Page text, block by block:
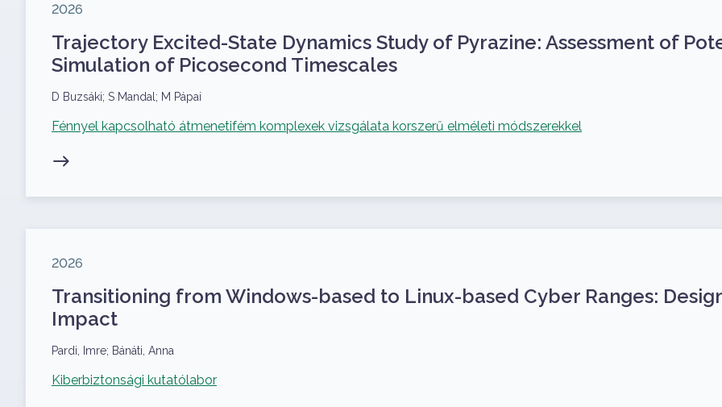
Megjelenés éve
2026
Trajectory Excited-State Dynamics Study of Pyrazine: Assessment of
Simulation of Picosecond Timescales
Szerzők
D Buzsáki; S Mandal; M Pápai
Kapcsolódó projekt
Fénnyel kapcsolható átmenetifém komplexek vizsgálata korszerű elméleti módszerekkel
Megjelenés éve
2026
Transitioning from Windows-based to Linux-based Cyber Ranges:
Impact
Szerzők
Pardi, Imre; Bánáti, Anna
Kapcsolódó projekt
Kiberbiztonsági kutatólabor